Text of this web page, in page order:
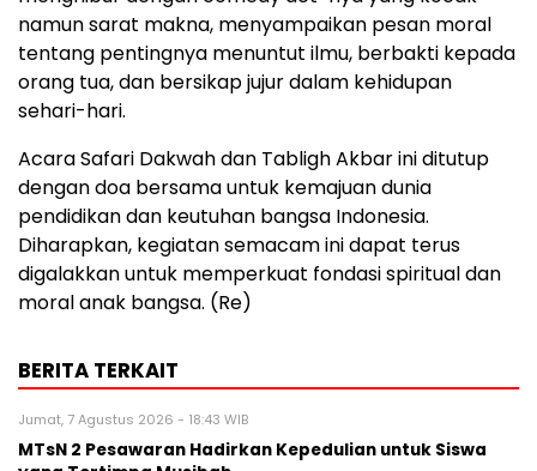
namun sarat makna, menyampaikan pesan moral
tentang pentingnya menuntut ilmu, berbakti kepada
orang tua, dan bersikap jujur dalam kehidupan
sehari-hari.
Acara Safari Dakwah dan Tabligh Akbar ini ditutup
dengan doa bersama untuk kemajuan dunia
pendidikan dan keutuhan bangsa Indonesia.
Diharapkan, kegiatan semacam ini dapat terus
digalakkan untuk memperkuat fondasi spiritual dan
moral anak bangsa. (Re)
BERITA TERKAIT
Jumat, 7 Agustus 2026 - 18:43 WIB
MTsN 2 Pesawaran Hadirkan Kepedulian untuk Siswa